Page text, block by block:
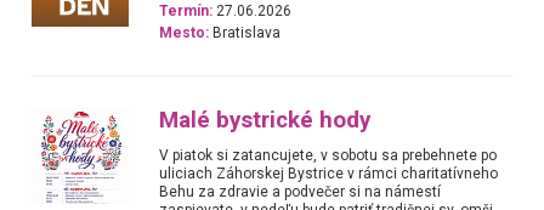
Termín: 27.06.2026
Mesto: Bratislava
Malé bystrické hody
V piatok si zatancujete, v sobotu sa prebehnete po
uliciach Záhorskej Bystrice v rámci charitatívneho
Behu za zdravie a podvečer si na námestí